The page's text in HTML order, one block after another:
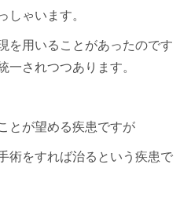
しゃいます。
を用いることがあったのです
一されつつあります。
とが望める疾患ですが
術をすれば治るという疾患で